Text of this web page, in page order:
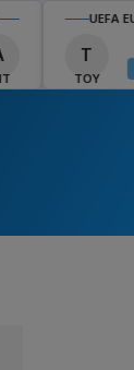
UEFA
Τ
ΤΟΥ